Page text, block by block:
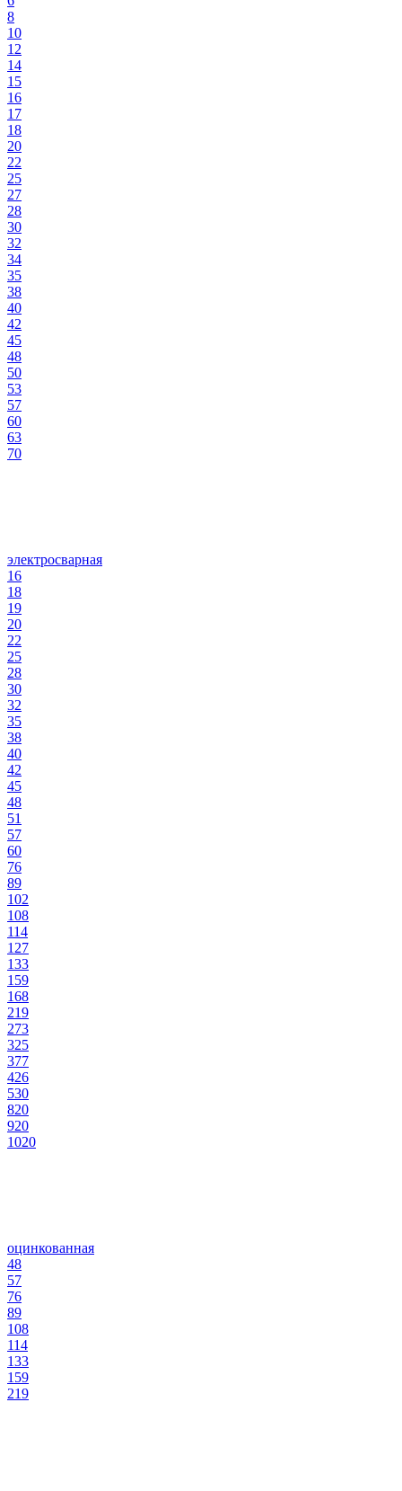
8
10
12
14
15
16
17
18
20
22
25
27
28
30
32
34
35
38
40
42
45
48
50
53
57
60
63
70
электросварная
16
18
19
20
22
25
28
30
32
35
38
40
42
45
48
51
57
60
76
89
102
108
114
127
133
159
168
219
273
325
377
426
530
820
920
1020
оцинкованная
48
57
76
89
108
114
133
159
219